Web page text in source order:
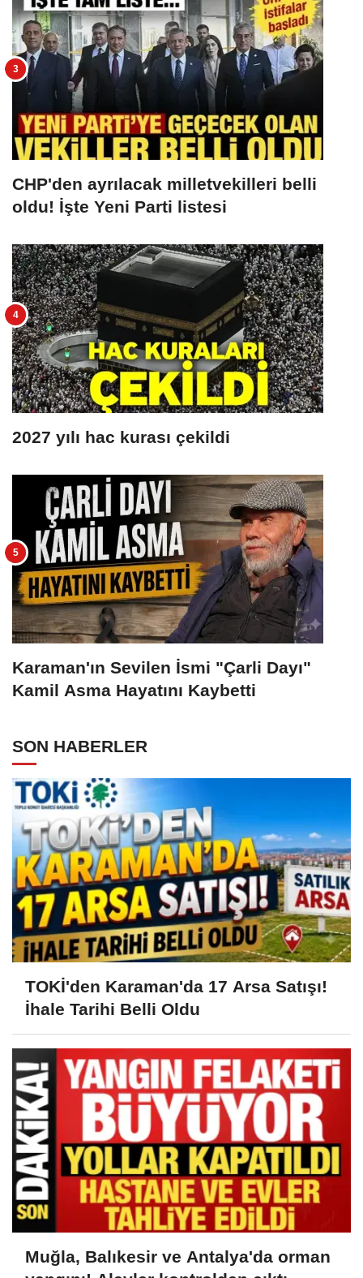
CHP'den ayrılacak milletvekilleri belli
oldu! İşte Yeni Parti listesi
2027 yılı hac kurası çekildi
Karaman'ın Sevilen İsmi "Çarli Dayı"
Kamil Asma Hayatını Kaybetti
SON HABERLER
TOKİ'den Karaman'da 17 Arsa Satışı!
İhale Tarihi Belli Oldu
Muğla, Balıkesir ve Antalya'da orman